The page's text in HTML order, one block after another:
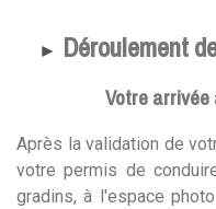
► Déroulement
Votre
Après la validation de
votre permis de
gradins, à l'espace